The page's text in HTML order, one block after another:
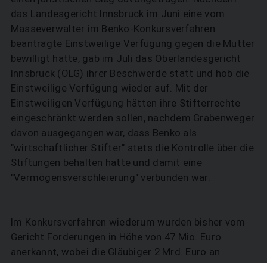
das Landesgericht Innsbruck im Juni eine vom
Masseverwalter im Benko-Konkursverfahren
beantragte Einstweilige Verfügung gegen die Mutter
bewilligt hatte, gab im Juli das Oberlandesgericht
Innsbruck (OLG) ihrer Beschwerde statt und hob die
Einstweilige Verfügung wieder auf. Mit der
Einstweiligen Verfügung hätten ihre Stifterrechte
eingeschränkt werden sollen, nachdem Grabenweger
davon ausgegangen war, dass Benko als
"wirtschaftlicher Stifter" stets die Kontrolle über die
Stiftungen behalten hatte und damit eine
"Vermögensverschleierung" verbunden war.
Im Konkursverfahren wiederum wurden bisher vom
Gericht Forderungen in Höhe von 47 Mio. Euro
anerkannt, wobei die Gläubiger 2 Mrd. Euro an